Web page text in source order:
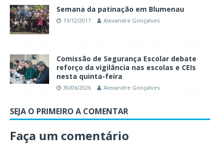
Semana da patinação em Blumenau
13/12/2017 Alexandre Gonçalves
Comissão de Segurança Escolar debate
reforço da vigilância nas escolas e CEIs
nesta quinta-feira
30/06/2026 Alexandre Gonçalves
SEJA O PRIMEIRO A COMENTAR
Faça um comentário